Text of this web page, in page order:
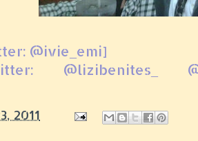
@ivie_emi]
@lizibenites_
2011